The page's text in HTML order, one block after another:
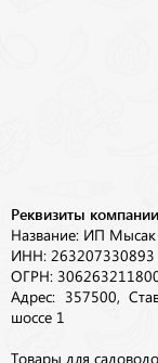
Реквизиты
Название: ИП
ИНН: 263207330893
ОГРН:
Адрес: 357500,
шоссе 1
Товары для